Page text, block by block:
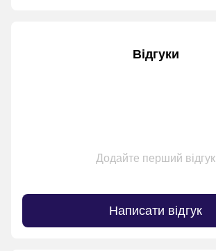
Відгуки
Додайте перший відгук
Написати відгук